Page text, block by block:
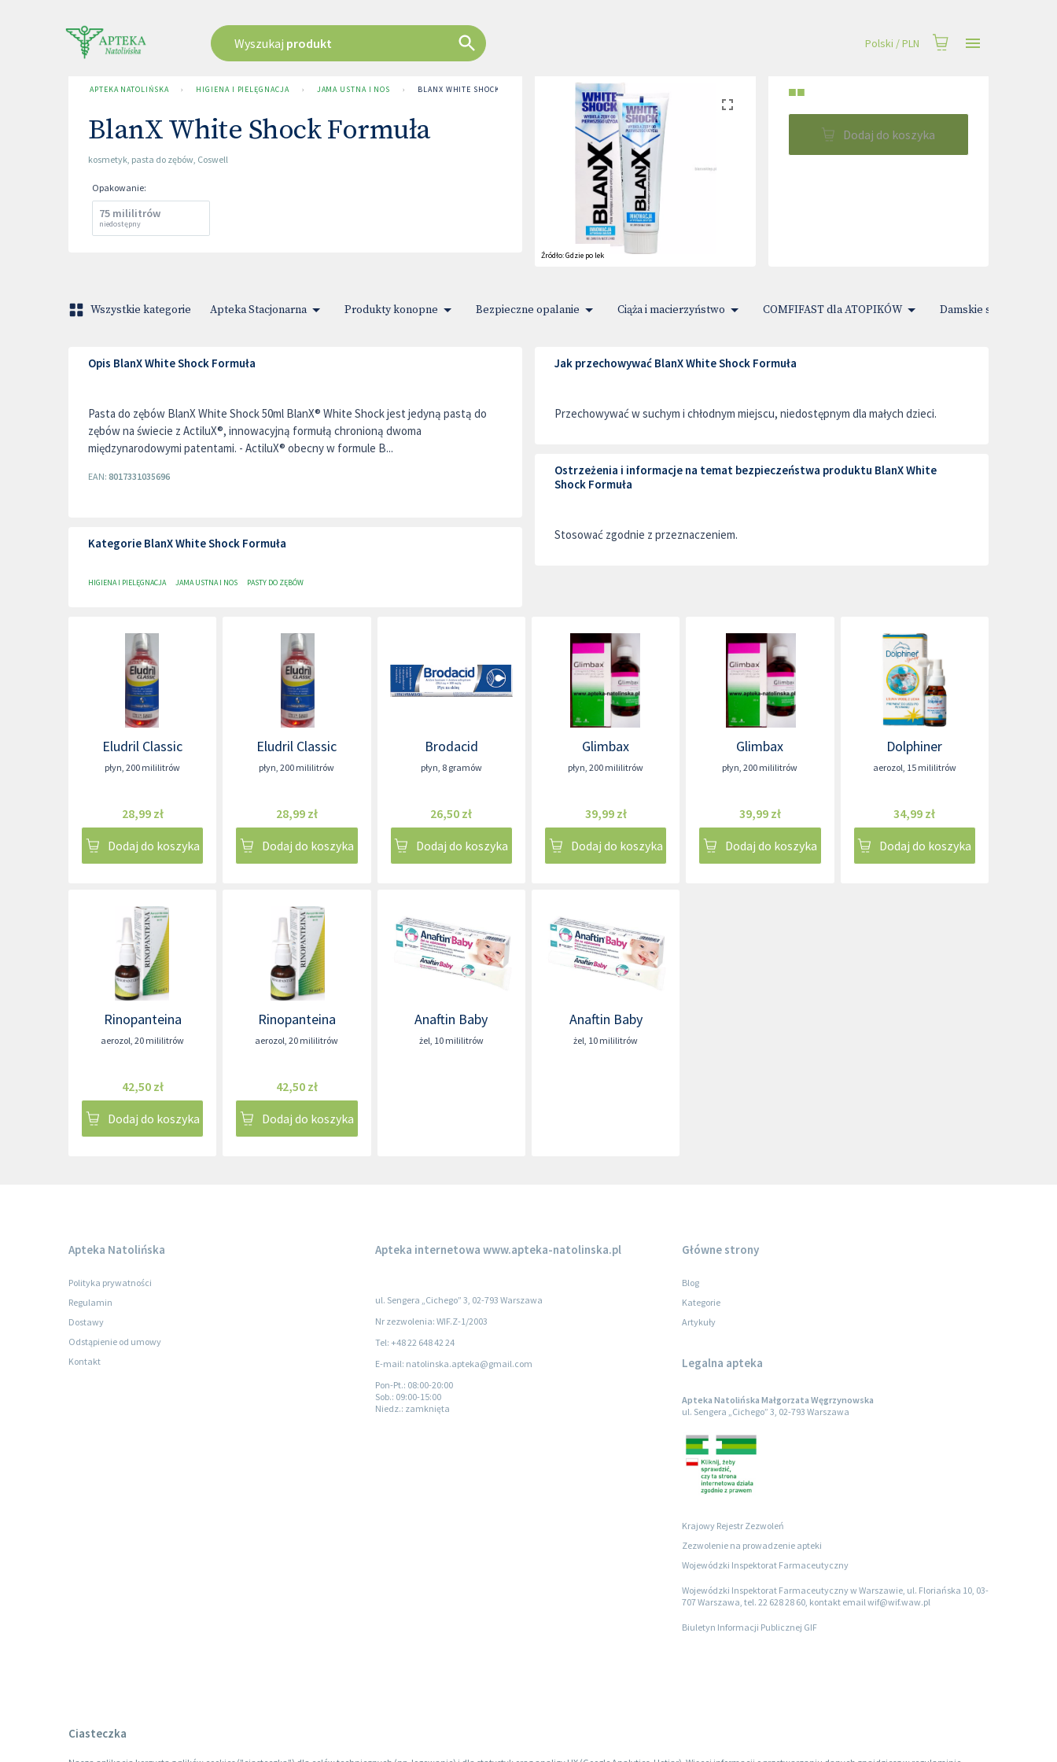
Wyszukaj produkt Polski /PLN
APTEKA NATOLIŃSKA › HIGIENA I PIELĘGNACJA › JAMA USTNA I NOS › BLANX WHITE SHOCK FORMUŁA
BlanX White Shock Formuła
kosmetyk, pasta do zębów, Coswell
Opakowanie:
75 mililitrów
niedostępny
Źródło:Gdzie po lek
■■
Dodaj do koszyka
Wszystkie kategorie Apteka Stacjonarna Produkty konopne Bezpieczne opalanie Ciąża i macierzyństwo COMFIFAST dla ATOPIKÓW Damskie sprawy
Opis BlanX White Shock Formuła
Pasta do zębów BlanX White Shock 50ml BlanX® White Shock jest jedyną pastą do
zębów na świecie z ActiluX®, innowacyjną formułą chronioną dwoma
międzynarodowymi patentami. - ActiluX® obecny w formule B...
EAN: 8017331035696
Kategorie BlanX White Shock Formuła
HIGIENA I PIELĘGNACJA JAMA USTNA I NOS PASTY DO ZĘBÓW
Jak przechowywać BlanX White Shock Formuła
Przechowywać w suchym i chłodnym miejscu, niedostępnym dla małych dzieci.
Ostrzeżenia i informacje na temat bezpieczeństwa produktu BlanX White
Shock Formuła
Stosować zgodnie z przeznaczeniem.
Eludril Classic
płyn,200 mililitrów
28,99 zł
Dodaj do koszyka
Eludril Classic
płyn,200 mililitrów
28,99 zł
Dodaj do koszyka
Brodacid
płyn, 8 gramów
26,50 zł
Dodaj do koszyka
Glimbax
płyn,200 mililitrów
39,99 zł
Dodaj do koszyka
Glimbax
płyn,200 mililitrów
39,99 zł
Dodaj do koszyka
Dolphiner
aerozol, 15 mililitrów
34,99 zł
Dodaj do koszyka
Rinopanteina
aerozol,20 mililitrów
42,50 zł
Dodaj do koszyka
Rinopanteina
aerozol,20 mililitrów
42,50 zł
Dodaj do koszyka
Anaftin Baby
żel, 10 mililitrów
Anaftin Baby
żel, 10 mililitrów
Apteka Natolińska
Polityka prywatności
Regulamin
Dostawy
Odstąpienie od umowy
Kontakt
Apteka internetowa www.apteka-natolinska.pl
ul. Sengera „Cichego” 3, 02-793 Warszawa
Nr zezwolenia: WIF.Z-1/2003
Tel: +48 22 648 42 24
E-mail: natolinska.apteka@gmail.com
Pon-Pt.: 08:00-20:00
Sob.: 09:00-15:00
Niedz.: zamknięta
Główne strony
Blog
Kategorie
Artykuły
Legalna apteka
Apteka Natolińska Małgorzata Węgrzynowska
ul. Sengera „Cichego” 3, 02-793 Warszawa
Krajowy Rejestr Zezwoleń
Zezwolenie na prowadzenie apteki
Wojewódzki Inspektorat Farmaceutyczny
Wojewódzki Inspektorat Farmaceutyczny w Warszawie, ul. Floriańska 10, 03-
707 Warszawa, tel. 22 628 28 60, kontakt email wif@wif.waw.pl
Biuletyn Informacji Publicznej GIF
Ciasteczka